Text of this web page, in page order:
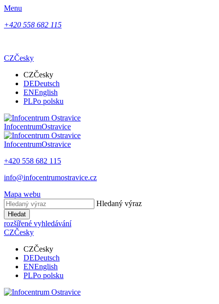
Menu
+420 558 682 115
CZČesky
CZČesky
DEDeutsch
ENEnglish
PLPo polsku
InfocentrumOstravice
InfocentrumOstravice
+420 558 682 115
info@infocentrumostravice.cz
Mapa webu
Hledaný výraz
Hledat
rozšířené vyhledávání
CZČesky
CZČesky
DEDeutsch
ENEnglish
PLPo polsku